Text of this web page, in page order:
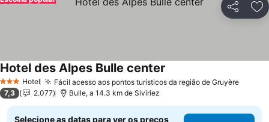
Partilhar
3 EstrelasHotel Fácil acesso aos pontos turísticos da região de Gruyère
Hotel des Alpes Bulle center
7,3 2.077 Bulle, a 14.3 km de Siviriez
Selecione as datas para ver os preços